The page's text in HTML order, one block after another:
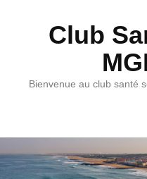
Club
Bienvenue au club santé